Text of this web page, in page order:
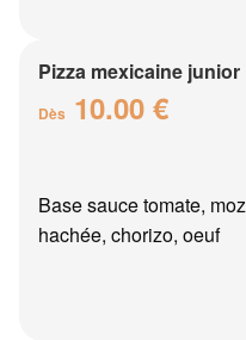
Pizza mexicaine junior
Dès 10.00 €
Base sauce tomate,
hachée, chorizo, oeuf